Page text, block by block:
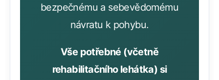
bezpečnému a sebevědomému
návratu k pohybu.
Vše potřebné (včetně
rehabilitačního lehátka) si